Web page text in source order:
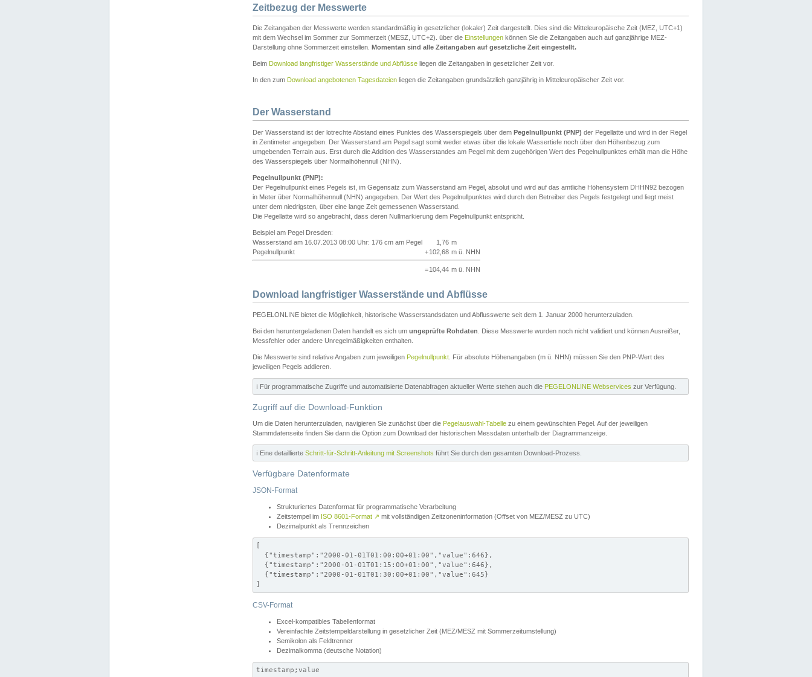
Zeitbezug der Messwerte
Die Zeitangaben der Messwerte werden standardmäßig in gesetzlicher (lokaler) Zeit dargestellt. Dies sind die Mitteleuropäische Zeit (MEZ, UTC+1)
mit dem Wechsel im Sommer zur Sommerzeit (MESZ, UTC+2). über die Einstellungen können Sie die Zeitangaben auch auf ganzjährige MEZ-
Darstellung ohne Sommerzeit einstellen. Momentan sind alle Zeitangaben auf gesetzliche Zeit eingestellt.
Beim Download langfristiger Wasserstände und Abflüsse liegen die Zeitangaben in gesetzlicher Zeit vor.
In den zum Download angebotenen Tagesdateien liegen die Zeitangaben grundsätzlich ganzjährig in Mitteleuropäischer Zeit vor.
Der Wasserstand
Der Wasserstand ist der lotrechte Abstand eines Punktes des Wasserspiegels über dem Pegelnullpunkt (PNP) der Pegellatte und wird in der Regel
in Zentimeter angegeben. Der Wasserstand am Pegel sagt somit weder etwas über die lokale Wassertiefe noch über den Höhenbezug zum
umgebenden Terrain aus. Erst durch die Addition des Wasserstandes am Pegel mit dem zugehörigen Wert des Pegelnullpunktes erhält man die Höhe
des Wasserspiegels über Normalhöhennull (NHN).
Pegelnullpunkt (PNP):
Der Pegelnullpunkt eines Pegels ist, im Gegensatz zum Wasserstand am Pegel, absolut und wird auf das amtliche Höhensystem DHHN92 bezogen
in Meter über Normalhöhennull (NHN) angegeben. Der Wert des Pegelnullpunktes wird durch den Betreiber des Pegels festgelegt und liegt meist
unter dem niedrigsten, über eine lange Zeit gemessenen Wasserstand.
Die Pegellatte wird so angebracht, dass deren Nullmarkierung dem Pegelnullpunkt entspricht.
Beispiel am Pegel Dresden:
Wasserstand am 16.07.2013 08:00 Uhr: 176 cm am Pegel
1,76 m
Pegelnullpunkt
+102,68 m ü. NHN
=104,44 m ü. NHN
Download langfristiger Wasserstände und Abflüsse
PEGELONLINE bietet die Möglichkeit, historische Wasserstandsdaten und Abflusswerte seit dem 1. Januar 2000 herunterzuladen.
Bei den heruntergeladenen Daten handelt es sich um ungeprüfte Rohdaten . Diese Messwerte wurden noch nicht validiert und können Ausreißer,
Messfehler oder andere Unregelmäßigkeiten enthalten.
Die Messwerte sind relative Angaben zum jeweiligen Pegelnullpunkt . Für absolute Höhenangaben (m ü. NHN) müssen Sie den PNP-Wert des
jeweiligen Pegels addieren.
ℹ️ Für programmatische Zugriffe und automatisierte Datenabfragen aktueller Werte stehen auch die PEGELONLINE Webservices zur Verfügung.
Zugriff auf die Download-Funktion
Um die Daten herunterzuladen, navigieren Sie zunächst über die Pegelauswahl-Tabelle zu einem gewünschten Pegel. Auf der jeweiligen
Stammdatenseite finden Sie dann die Option zum Download der historischen Messdaten unterhalb der Diagrammanzeige.
ℹ️ Eine detaillierte Schritt-für-Schritt-Anleitung mit Screenshots führt Sie durch den gesamten Download-Prozess.
Verfügbare Datenformate
JSON-Format
Strukturiertes Datenformat für programmatische Verarbeitung
Zeitstempel im ISO 8601-Format ↗ mit vollständigen Zeitzoneninformation (Offset von MEZ/MESZ zu UTC)
Dezimalpunkt als Trennzeichen
[
  {"timestamp":"2000-01-01T01:00:00+01:00","value":646},
  {"timestamp":"2000-01-01T01:15:00+01:00","value":646},
  {"timestamp":"2000-01-01T01:30:00+01:00","value":645}
]
CSV-Format
Excel-kompatibles Tabellenformat
Vereinfachte Zeitstempeldarstellung in gesetzlicher Zeit (MEZ/MESZ mit Sommerzeitumstellung)
Semikolon als Feldtrenner
Dezimalkomma (deutsche Notation)
timestamp;value